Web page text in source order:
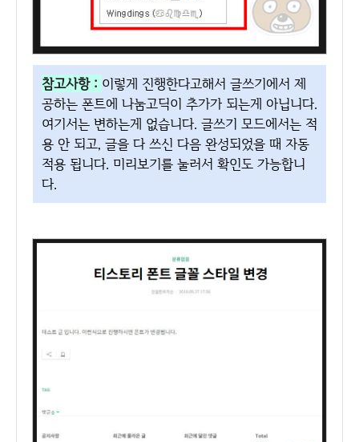
참고사항 : 이렇게 진행한다고해서 글쓰기에서 제
공하는 폰트에 나눔고딕이 추가가 되는게 아닙니다.
여기서는 변하는게 없습니다. 글쓰기 모드에서는 적
용 안 되고, 글을 다 쓰신 다음 완성되었을 때 자동
적용 됩니다. 미리보기를 눌러서 확인도 가능합니
다.